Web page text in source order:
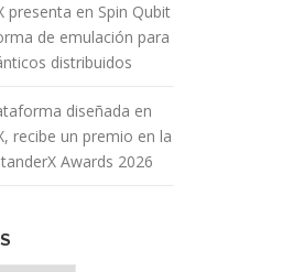
presenta en Spin Qubit
de emulación para
distribuidos
diseñada en
recibe un premio en la
Awards 2026